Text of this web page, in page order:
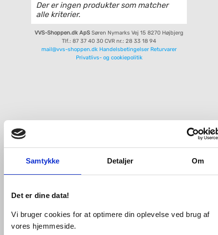
Samtykke Detaljer Om
Det er dine data!
Vi bruger cookies for at optimere din oplevelse ved brug af
vores hjemmeside.
Der er ingen produkter som matcher
alle kriterier.
VVS-Shoppen.dk ApS Søren Nymarks Vej 15 8270 Højbjerg
Tlf.: 87 37 40 30 CVR nr.: 28 33 18 94
mail@vvs-shoppen.dk Handelsbetingelser Returvarer
Privatlivs- og cookiepolitik